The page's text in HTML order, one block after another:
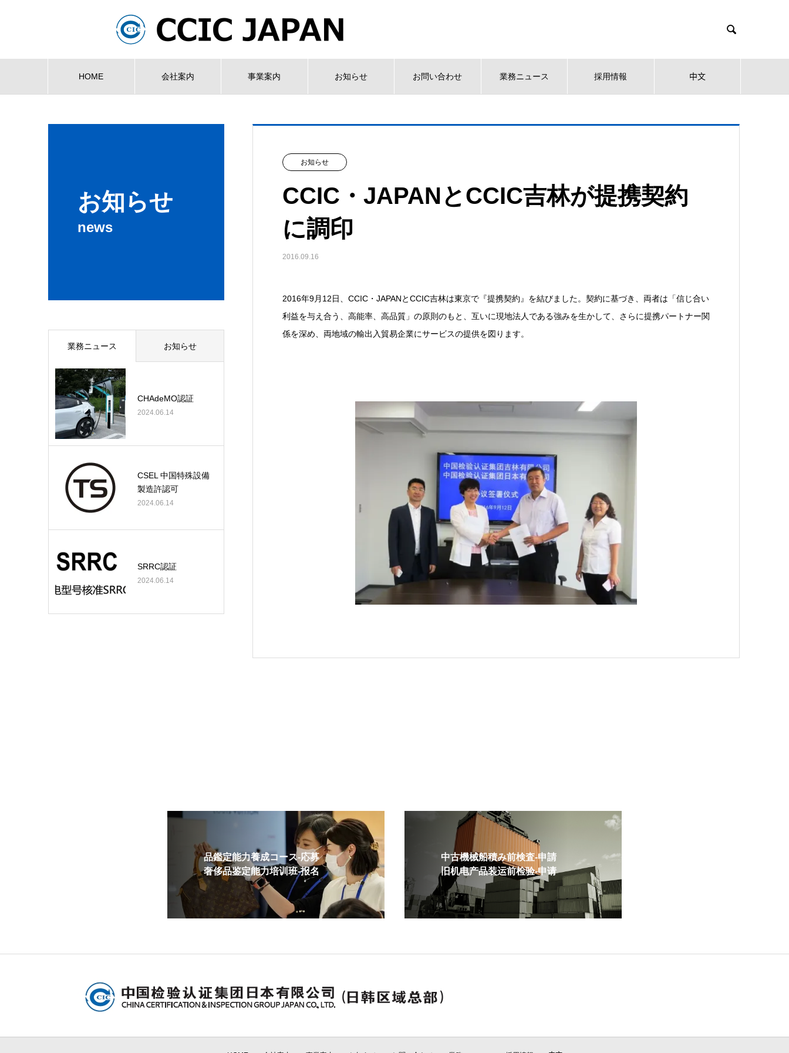

HOME 会社案内 事業案内 お知らせ お問い合わせ 業務ニュース 採用情報 中文
お知らせ
news
お知らせ
CCIC・JAPANとCCIC吉林が提携契約
に調印
2016.09.16
2016年9月12日、CCIC・JAPANとCCIC吉林は東京で『提携契約』を結びました。契約に基づき、両者は「信じ合い
利益を与え合う、高能率、高品質」の原則のもと、互いに現地法人である強みを生かして、さらに提携パートナー関
係を深め、両地域の輸出入貿易企業にサービスの提供を図ります。
業務ニュース
お知らせ
CHAdeMO認証
2024.06.14
CSEL 中国特殊設備
製造許認可
2024.06.14
SRRC認証
2024.06.14
品鑑定能力養成コース-応募
奢侈品鉴定能力培训班-报名
中古機械船積み前検査-申請
旧机电产品装运前检验-申请